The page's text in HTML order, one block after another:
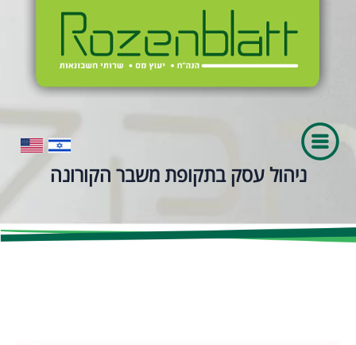
ניהול עסק בתקופת משבר הקורונה